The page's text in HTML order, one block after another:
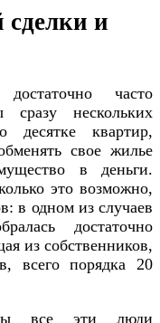
сделки и
часто
сразу нескольких
квартир,
свое жилье
в деньги.
это возможно,
в одном из случаев
достаточно
из собственников,
всего порядка 20
все эти люди